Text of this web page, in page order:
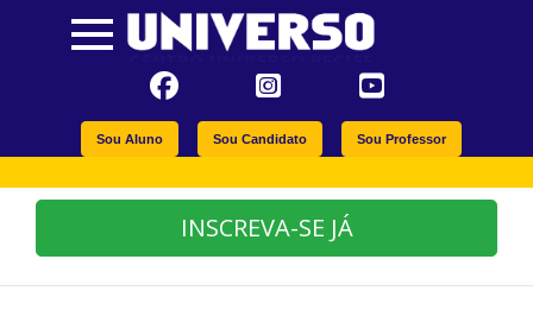
Sou Aluno Sou Candidato Sou Professor
INSCREVA-SE JÁ